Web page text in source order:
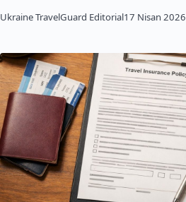
Ukraine TravelGuard Editorial17 Nisan 2026